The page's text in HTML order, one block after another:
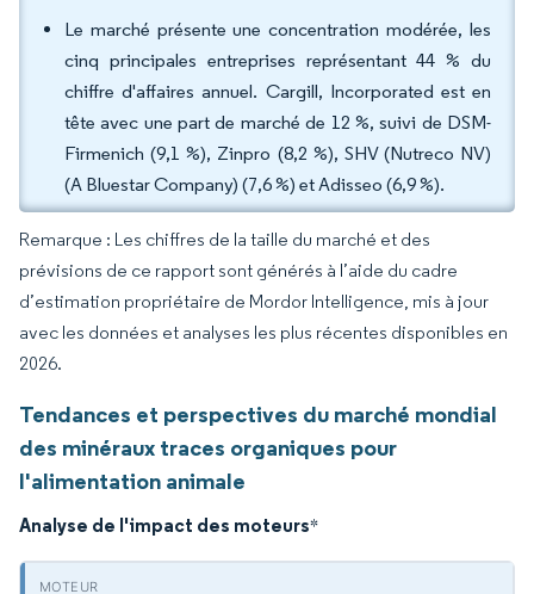
Le marché présente une concentration modérée, les
cinq principales entreprises représentant 44 % du
chiffre d'affaires annuel. Cargill, Incorporated est en
tête avec une part de marché de 12 %, suivi de DSM-
Firmenich (9,1 %), Zinpro (8,2 %), SHV (Nutreco NV)
(A Bluestar Company) (7,6 %) et Adisseo (6,9 %).
Remarque : Les chiffres de la taille du marché et des
prévisions de ce rapport sont générés à l’aide du cadre
d’estimation propriétaire de Mordor Intelligence, mis à jour
avec les données et analyses les plus récentes disponibles en
2026.
Tendances et perspectives du marché mondial
des minéraux traces organiques pour
l'alimentation animale
Analyse de l'impact des moteurs*